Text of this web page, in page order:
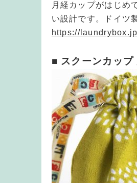
月経カップがはじめ
い設計です。ドイツ
https://
■ スクーンカップ